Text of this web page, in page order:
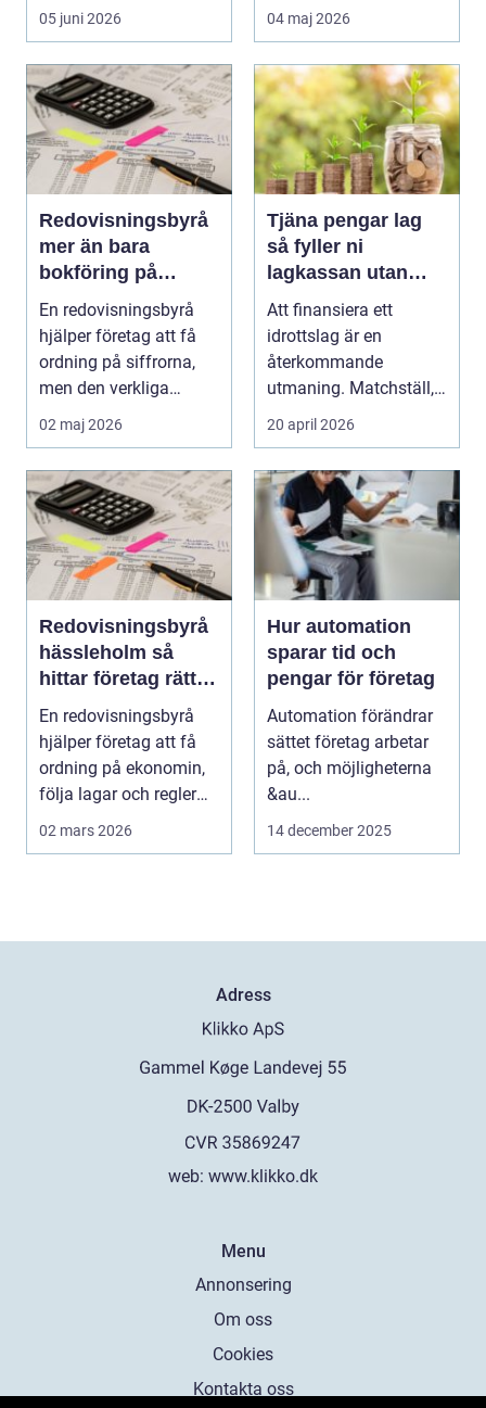
05 juni 2026
avgör...
04 maj 2026
Redovisningsbyrå
mer än bara
bokföring på
autopilot
En redovisningsbyrå
hjälper företag att få
ordning på siffrorna,
men den verkliga
styrkan ligger i a...
02 maj 2026
Tjäna pengar lag
så fyller ni
lagkassan utan
krångel
Att finansiera ett
idrottslag är en
återkommande
utmaning. Matchställ,
cuper, träningsläger,
utrustn...
20 april 2026
Redovisningsbyrå
hässleholm så
hittar företag rätt
stöd för ekonomin
En redovisningsbyrå
hjälper företag att få
ordning på ekonomin,
följa lagar och regler
och fatta bät...
02 mars 2026
Hur automation
sparar tid och
pengar för företag
Automation förändrar
sättet företag arbetar
på, och möjligheterna
&au...
14 december 2025
Adress
web: www.klikko.dk
Menu
Annonsering
Om oss
Cookies
Kontakta oss